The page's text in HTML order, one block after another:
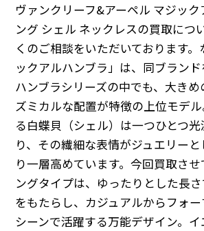
ヴァンクリーフ&アーペル マジック
ング シェル ネックレスの買取につ
くのご相談をいただいております
ックアルハンブラ」は、同ブラン
ハンブラシリーズの中でも、大きめ
ズミカルな配置が特徴の上位モデ
る白蝶貝（シェル）は一つひとつ
り、その繊細な表情がジュエリー
り一層高めています。今回買取さ
ングタイプは、ゆったりとした長
をもたらし、カジュアルからフォ
シーンで活躍する万能デザイン。